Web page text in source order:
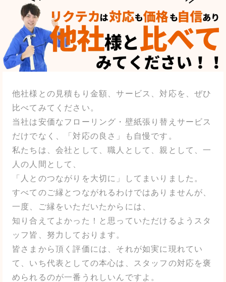
他社様との見積もり金額、サービス、対応を、ぜひ
比べてみてください。
当社は安価なフローリング・壁紙張り替えサービス
だけでなく、「対応の良さ」も自慢です。
私たちは、会社として、職人として、親として、一
人の人間として、
「人とのつながりを大切に」してまいりました。
すべてのご縁とつながれるわけではありませんが、
一度、ご縁をいただいたからには、
知り合えてよかった！と思っていただけるようスタ
ッフ皆、努力しております。
皆さまから頂く評価には、それが如実に現れてい
て、いち代表としての本心は、スタッフの対応を褒
められるのが一番うれしいんですよ。